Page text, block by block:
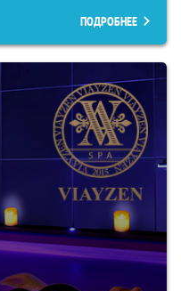
ПОДРОБНЕЕ